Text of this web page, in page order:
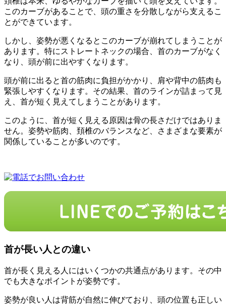
このカーブがあることで、頭の重さを分散しながら支えるこ
とができています。
しかし、姿勢が悪くなるとこのカーブが崩れてしまうことが
あります。特にストレートネックの場合、首のカーブがなく
なり、頭が前に出やすくなります。
頭が前に出ると首の筋肉に負担がかかり、肩や背中の筋肉も
緊張しやすくなります。その結果、首のラインが詰まって見
え、首が短く見えてしまうことがあります。
このように、首が短く見える原因は骨の長さだけではありま
せん。姿勢や筋肉、頚椎のバランスなど、さまざまな要素が
関係していることが多いのです。
首が長い人との違い
首が長く見える人にはいくつかの共通点があります。その中
でも大きなポイントが姿勢です。
姿勢が良い人は背筋が自然に伸びており、頭の位置も正しい